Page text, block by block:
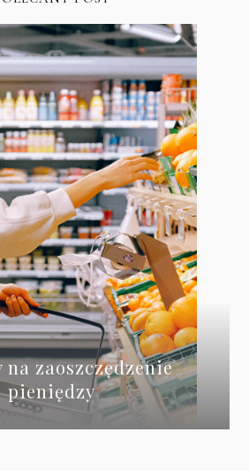
na zaoszczędzenie
pieniędzy